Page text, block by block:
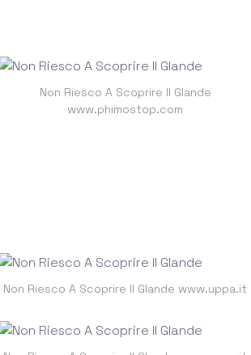
Non Riesco A Scoprire Il Glande
www.phimostop.com
Non Riesco A Scoprire Il Glande www.uppa.it